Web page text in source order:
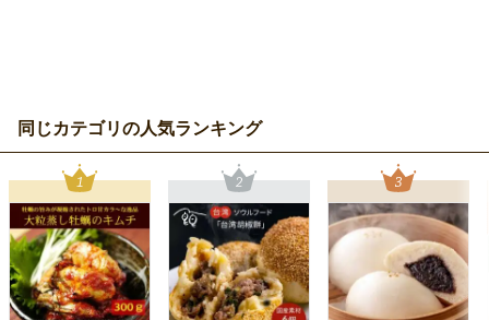
同じカテゴリの人気ランキング